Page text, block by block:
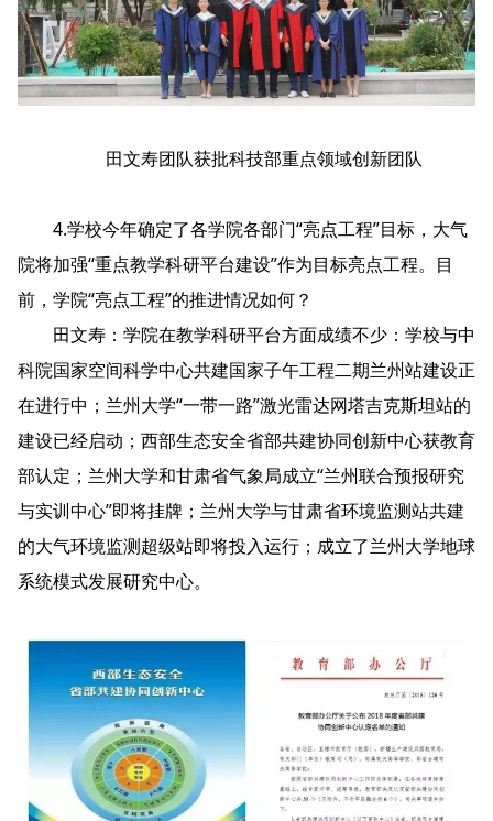
田文寿团队获批科技部重点领域创新团队
4.学校今年确定了各学院各部门“亮点工程”目标，大气
院将加强“重点教学科研平台建设”作为目标亮点工程。目
前，学院“亮点工程”的推进情况如何？
田文寿：学院在教学科研平台方面成绩不少：学校与中
科院国家空间科学中心共建国家子午工程二期兰州站建设正
在进行中；兰州大学“一带一路”激光雷达网塔吉克斯坦站的
建设已经启动；西部生态安全省部共建协同创新中心获教育
部认定；兰州大学和甘肃省气象局成立“兰州联合预报研究
与实训中心”即将挂牌；兰州大学与甘肃省环境监测站共建
的大气环境监测超级站即将投入运行；成立了兰州大学地球
系统模式发展研究中心。